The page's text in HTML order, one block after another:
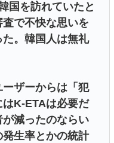
国を訪れていたと
で不快な思いを
。韓国人は無礼
ザーからは「犯
K-ETAは必要だ
減ったのならい
生率とかの統計